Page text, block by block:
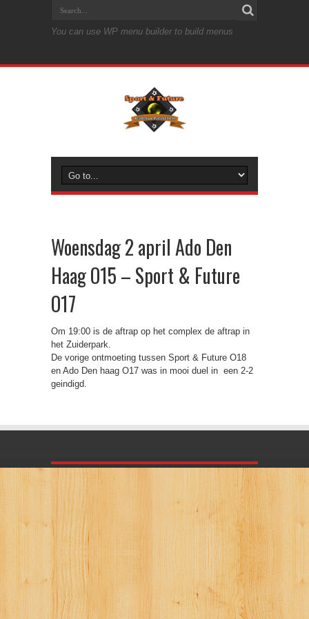
You can use WP menu builder to build menus
Woensdag 2 april Ado Den
Haag O15 – Sport & Future
O17
Om 19:00 is de aftrap op het complex de aftrap in
het Zuiderpark.
De vorige ontmoeting tussen Sport & Future O18
en Ado Den haag O17 was in mooi duel in een 2-2
geindigd.